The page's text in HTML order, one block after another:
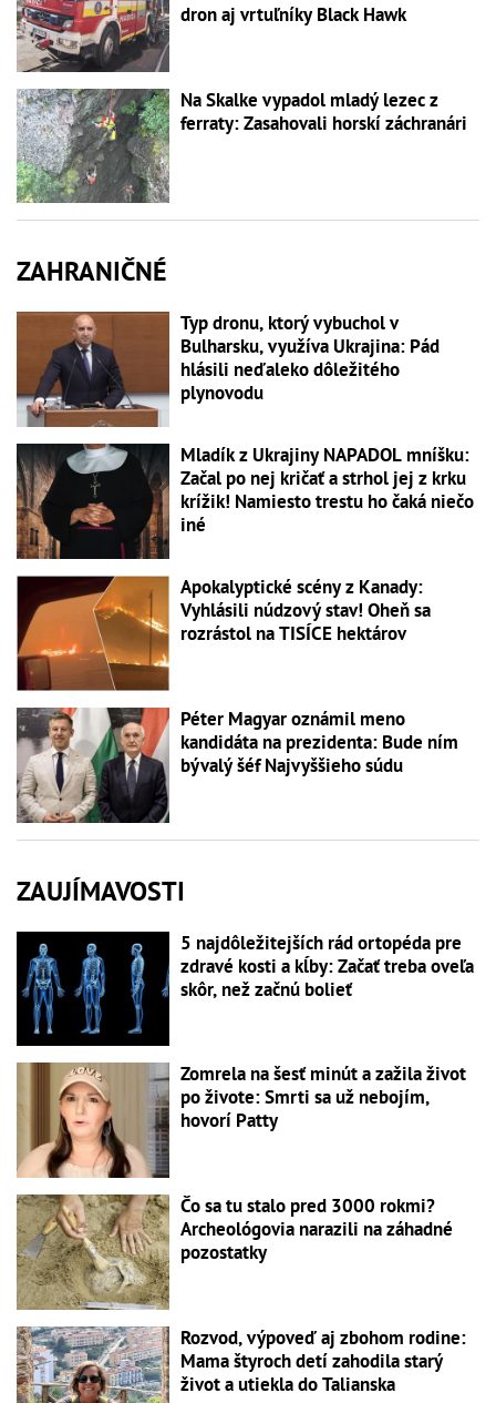
dron aj vrtuľníky Black Hawk
Na Skalke vypadol mladý lezec z
ferraty: Zasahovali horskí záchranári
ZAHRANIČNÉ
Typ dronu, ktorý vybuchol v
Bulharsku, využíva Ukrajina: Pád
hlásili neďaleko dôležitého
plynovodu
Mladík z Ukrajiny NAPADOL mníšku:
Začal po nej kričať a strhol jej z krku
krížik! Namiesto trestu ho čaká niečo
iné
Apokalyptické scény z Kanady:
Vyhlásili núdzový stav! Oheň sa
rozrástol na TISÍCE hektárov
Péter Magyar oznámil meno
kandidáta na prezidenta: Bude ním
bývalý šéf Najvyššieho súdu
ZAUJÍMAVOSTI
5 najdôležitejších rád ortopéda pre
zdravé kosti a kĺby: Začať treba oveľa
skôr, než začnú bolieť
Zomrela na šesť minút a zažila život
po živote: Smrti sa už nebojím,
hovorí Patty
Čo sa tu stalo pred 3000 rokmi?
Archeológovia narazili na záhadné
pozostatky
Rozvod, výpoveď aj zbohom rodine:
Mama štyroch detí zahodila starý
život a utiekla do Talianska